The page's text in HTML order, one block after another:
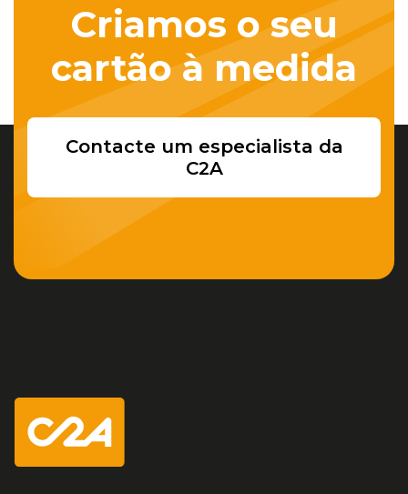
Criamos o seu
cartão à medida
Contacte um especialista da
C2A